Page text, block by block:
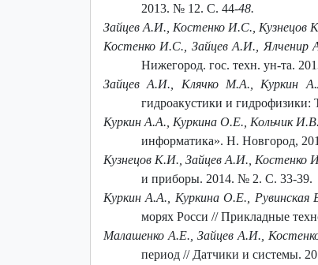
2013. № 12. С. 44-48.
Зайцев А.И., Костенко И.С., Кузнецов
Костенко И.С., Зайцев А.И.,
Нижегород. гос. техн. ун-та.
Зайцев А.И., Клячко М.А., Куркин
гидроакустики и
Куркин А.А., Куркина О.Е., Кольчик
информатика». Н. Новгород,
Кузнецов К.И., Зайцев А.И., Костенко
и приборы. 2014. № 2. С. 33-39.
Куркин А.А., Куркина О.Е., Рувинская
морях Росси // Прикладные
Малашенко А.Е., Зайцев А.И.,
период // Датчики и системы.